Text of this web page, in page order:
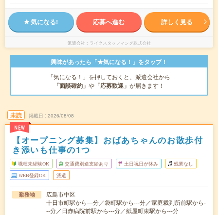
気になる! 応募へ進む 詳しく見る
派遣会社 ライクスタッフィング株式会社
興味があったら「★気になる！」をタップ！
「気になる！」を押しておくと、派遣会社から
「面談確約」 や 「応募歓迎」 が届きます！
未読
NEW
掲載日 2026/08/08
【オープニング募集】おばあちゃんのお散歩付
き添いも仕事の1つ
職種未経験OK 交通費別途支給あり 土日祝日が休み 残業なし
WEB登録OK 派遣
勤務地
広島市中区
十日市町駅から---分／袋町駅から---分／家庭裁判所前駅から-
--分／日赤病院前駅から---分／紙屋町東駅から---分